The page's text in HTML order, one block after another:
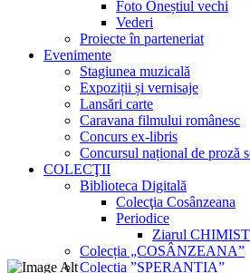
Foto Oneștiul vechi
Vederi
Proiecte în parteneriat
Evenimente
Stagiunea muzicală
Expoziții și vernisaje
Lansări carte
Caravana filmului românesc
Concurs ex-libris
Concursul național de proză
COLECŢII
Biblioteca Digitală
Colecţia Cosânzeana
Periodice
Ziarul
Colecția „COSÂNZEANA”
Colecția ”SPERANȚIA”